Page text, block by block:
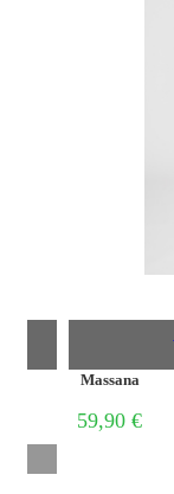
Massana
59,90 €